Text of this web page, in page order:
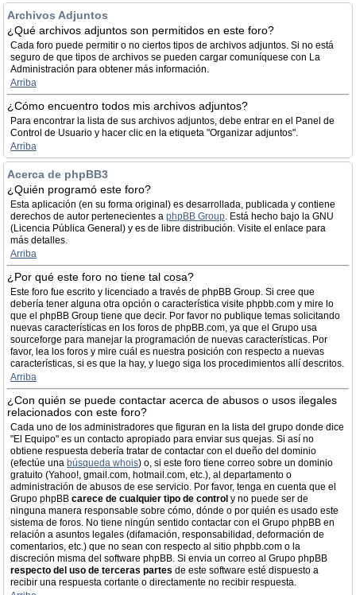
Archivos Adjuntos
¿Qué archivos adjuntos son permitidos en este foro?
Cada foro puede permitir o no ciertos tipos de archivos adjuntos. Si no está
seguro de que tipos de archivos se pueden cargar comuníquese con La
Administración para obtener más información.
Arriba
¿Cómo encuentro todos mis archivos adjuntos?
Para encontrar la lista de sus archivos adjuntos, debe entrar en el Panel de
Control de Usuario y hacer clic en la etiqueta "Organizar adjuntos".
Arriba
Acerca de phpBB3
¿Quién programó este foro?
Esta aplicación (en su forma original) es desarrollada, publicada y contiene
derechos de autor pertenecientes a phpBB Group. Está hecho bajo la GNU
(Licencia Pública General) y es de libre distribución. Visite el enlace para
más detalles.
Arriba
¿Por qué este foro no tiene tal cosa?
Este foro fue escrito y licenciado a través de phpBB Group. Si cree que
debería tener alguna otra opción o característica visite phpbb.com y mire lo
que el phpBB Group tiene que decir. Por favor no publique temas solicitando
nuevas características en los foros de phpBB.com, ya que el Grupo usa
sourceforge para manejar la programación de nuevas características. Por
favor, lea los foros y mire cuál es nuestra posición con respecto a nuevas
características, si es que la hay, y luego siga los procedimientos allí descritos.
Arriba
¿Con quién se puede contactar acerca de abusos o usos ilegales
relacionados con este foro?
Cada uno de los administradores que figuran en la lista del grupo donde dice
"El Equipo" es un contacto apropiado para enviar sus quejas. Si así no
obtiene respuesta debería tratar de contactar con el dueño del dominio
(efectúe una búsqueda whois) o, si este foro tiene correo sobre un dominio
gratuito (Yahoo!, gmail.com, hotmail.com, etc.), al departamento o
administración de abusos de ese servicio. Por favor, tenga en cuenta que el
Grupo phpBB carece de cualquier tipo de control y no puede ser de
ninguna manera responsable sobre cómo, dónde o por quién es usado este
sistema de foros. No tiene ningún sentido contactar con el Grupo phpBB en
relación a asuntos legales (difamación, responsabilidad, deformación de
comentarios, etc.) que no sean con respecto al sitio phpbb.com o la
discreción misma del software phpBB. Si envia un correo al Grupo phpBB
respecto del uso de terceras partes de este software esté dispuesto a
recibir una respuesta cortante o directamente no recibir respuesta.